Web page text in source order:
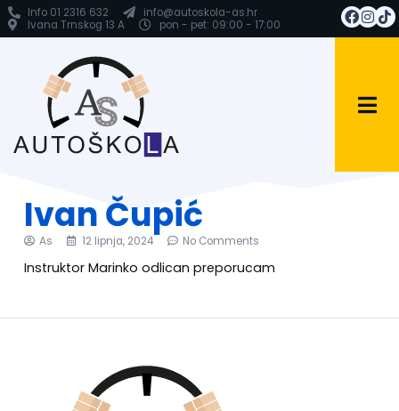
Info 01 2316 632
info@autoskola-as.hr
Ivana Trnskog 13 A
pon - pet: 09:00 - 17:00
Ivan Čupić
As 12 lipnja, 2024 No Comments
Instruktor Marinko odlican preporucam